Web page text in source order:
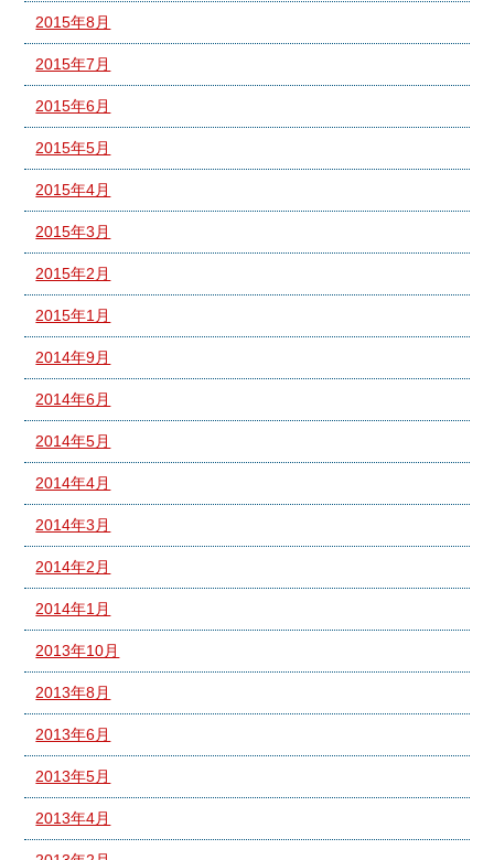
2015年8月
2015年7月
2015年6月
2015年5月
2015年4月
2015年3月
2015年2月
2015年1月
2014年9月
2014年6月
2014年5月
2014年4月
2014年3月
2014年2月
2014年1月
2013年10月
2013年8月
2013年6月
2013年5月
2013年4月